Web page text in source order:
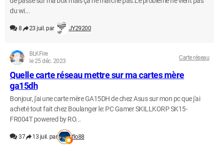
du wi...
8 23 juil. par JY29200
BLKFire
le 25 déc. 2023
Carte réseau
Quelle carte réseau mettre sur ma cartes mère
ga15dh
Bonjour, j'ai une carte mère GA15DH de chez Asus sur mon pc que j'ai
acheté tout fait chez Boulanger le: PC Gamer SKILLKORP SK15-
FR004T powered by RO...
37 13 juil. par flo88